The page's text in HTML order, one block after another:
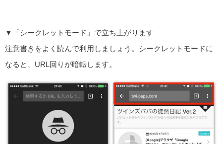
▼「シークレットモード」で立ち上がります
注意書きをよく読んで利用しましょう。シークレットモードに
なると、URL回りが暗転します。